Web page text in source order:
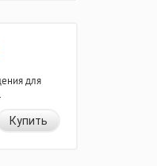
для
Купить